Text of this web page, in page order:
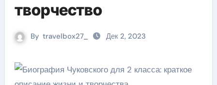
творчество
By travelbox27_ Дек 2, 2023